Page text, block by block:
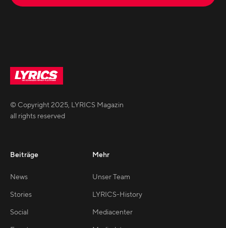
© Copyright2025, LYRICS Magazin
all rights reserved
Beiträge
News
Stories
Social
Mehr
Unser Team
LYRICS-History
Mediacenter